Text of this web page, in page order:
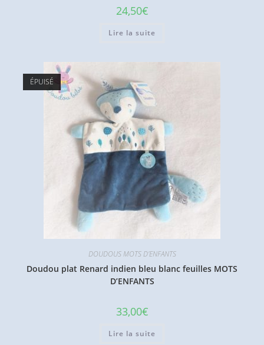
24,50€
Lire la suite
ÉPUISÉ
DOUDOUS MOTS D'ENFANTS
Doudou plat Renard indien bleu blanc feuilles MOTS
D’ENFANTS
33,00€
Lire la suite